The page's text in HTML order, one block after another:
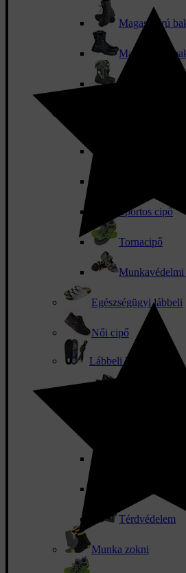
Magasszárú
Magasszárú
Sportos cipő
Tornacipő
Munkavédelmi
Egészségügyi lábbeli
Női cipő
Lábbeli kiegészítők
Térdvédelem
Munka zokni